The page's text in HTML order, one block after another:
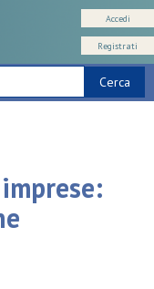
Cerca
Accedi
Registrati